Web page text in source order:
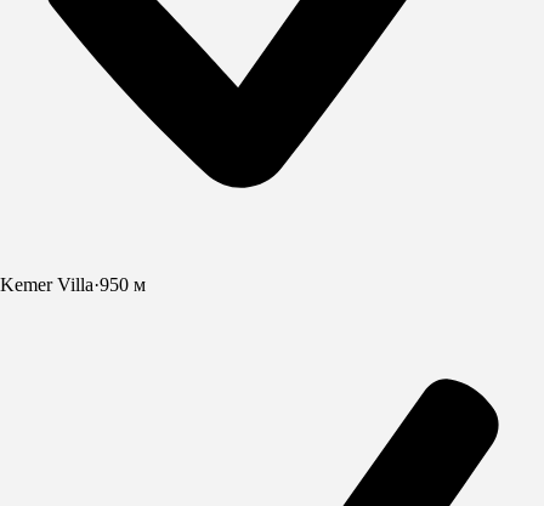
Kemer Villa·950 м